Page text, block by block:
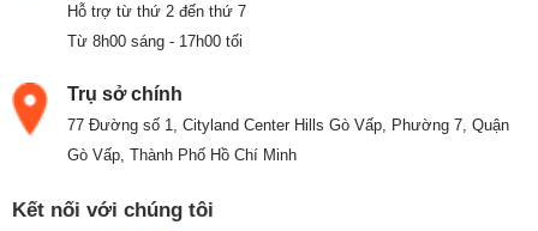
Hỗ trợ từ thứ 2 đến thứ 7
Từ 8h00 sáng - 17h00 tối
Trụ sở chính
77 Đường số 1, Cityland Center Hills Gò Vấp, Phường 7, Quận
Gò Vấp, Thành Phố Hồ Chí Minh
Kết nối với chúng tôi